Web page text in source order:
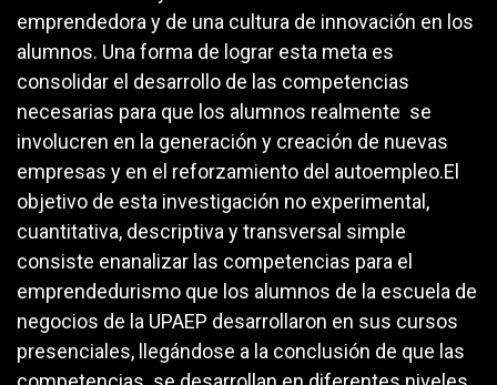
emprendedora y de una cultura de innovación en los
alumnos. Una forma de lograr esta meta es
consolidar el desarrollo de las competencias
necesarias para que los alumnos realmente se
involucren en la generación y creación de nuevas
empresas y en el reforzamiento del autoempleo.El
objetivo de esta investigación no experimental,
cuantitativa, descriptiva y transversal simple
consiste enanalizar las competencias para el
emprendedurismo que los alumnos de la escuela de
negocios de la UPAEP desarrollaron en sus cursos
presenciales, llegándose a la conclusión de que las